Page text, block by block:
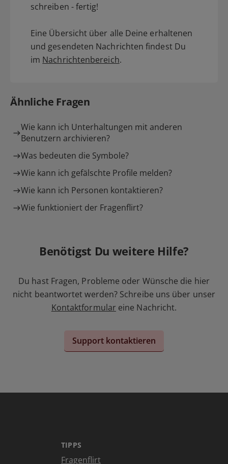
schreiben - fertig!
Eine Übersicht über alle Deine erhaltenen
und gesendeten Nachrichten findest Du
im Nachrichtenbereich.
Ähnliche Fragen
Wie kann ich Unterhaltungen mit anderen
Benutzern archivieren?
Was bedeuten die Symbole?
Wie kann ich gefälschte Profile melden?
Wie kann ich Personen kontaktieren?
Wie funktioniert der Fragenflirt?
Benötigst Du weitere Hilfe?
Du hast Fragen, Probleme oder Wünsche die hier
nicht beantwortet werden? Schreibe uns über unser
Kontaktformular eine Nachricht.
Support kontaktieren
TIPPS
Fragenflirt